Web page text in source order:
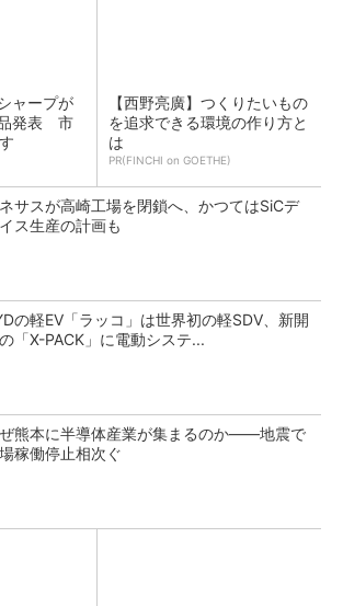
ャープが
発表 市
【西野亮廣】つくりたいもの
を追求できる環境の作り方と
は
PR(FINCHI on GOETHE)
サスが高崎工場を閉鎖へ、かつてはSiCデ
ス生産の計画も
の軽EV「ラッコ」は世界初の軽SDV、新開
「X-PACK」に電動システ...
熊本に半導体産業が集まるのか――地震で
稼働停止相次ぐ